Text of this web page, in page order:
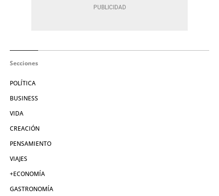
Secciones
POLÍTICA
BUSINESS
VIDA
CREACIÓN
PENSAMIENTO
VIAJES
+ECONOMÍA
GASTRONOMÍA